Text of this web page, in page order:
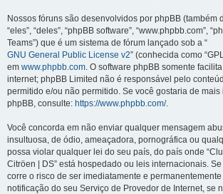
Nossos fóruns são desenvolvidos por phpBB (também
“eles”, “deles”, “phpBB software”, “www.phpbb.com”,
Teams”) que é um sistema de fórum lançado sob a “
GNU General Public License v2” (conhecida como
em www.phpbb.com. O software phpBB somente
internet; phpBB Limited não é responsável pelo
permitido e/ou não permitido. Se você gostaria de
phpBB, consulte: https://www.phpbb.com/.
Você concorda em não enviar qualquer mensagem
insultuosa, de ódio, ameaçadora, pornográfica ou
possa violar qualquer lei do seu país, do país onde
Citröen | DS” está hospedado ou leis internacionais.
corre o risco de ser imediatamente e
notificação do seu Serviço de Provedor de Internet, se